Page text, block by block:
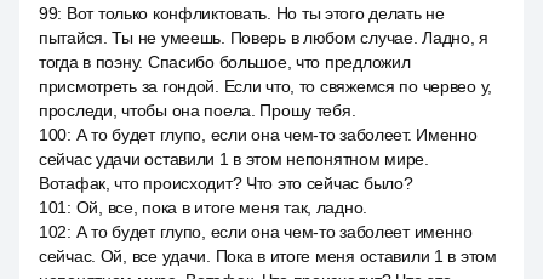
99: Вот только конфликтовать. Но ты этого делать не
пытайся. Ты не умеешь. Поверь в любом случае. Ладно, я
тогда в поэну. Спасибо большое, что предложил
присмотреть за гондой. Если что, то свяжемся по червео у,
проследи, чтобы она поела. Прошу тебя.
100: А то будет глупо, если она чем-то заболеет. Именно
сейчас удачи оставили 1 в этом непонятном мире.
Вотафак, что происходит? Что это сейчас было?
101 : Ой, все, пока в итоге меня так, ладно.
102: А то будет глупо, если она чем-то заболеет именно
сейчас. Ой, все удачи. Пока в итоге меня оставили 1 в этом